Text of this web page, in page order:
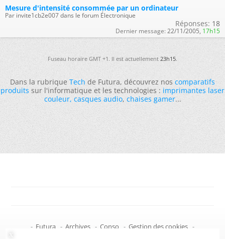
Mesure d'intensité consommée par un ordinateur
Par invite1cb2e007 dans le forum Électronique
Réponses: 18
Dernier message: 22/11/2005, 17h15
Fuseau horaire GMT +1. Il est actuellement23h15.
Dans la rubriqueTechde Futura, découvrez noscomparatifs
produitssur l'informatique et les technologies :imprimantes laser
couleur,casques audio,chaises gamer...
- Futura - Archives - Conso - Gestion des cookies -